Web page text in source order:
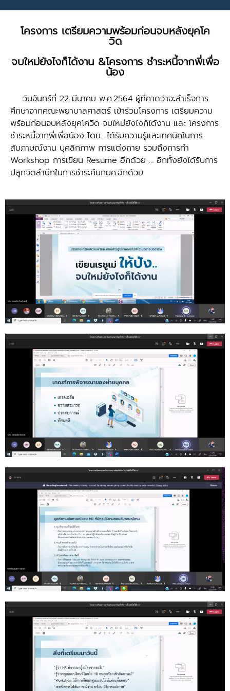
โครงการ เตรียมความพร้อมก่อนจบหลังยุคโค
วิด
จบใหม่ยังไงก็ได้งาน &โครงการ ชำระหนี้จากพี่เพื่อ
น้อง
วันจันทร์ที่ 22 มีนาคม พ.ศ.2564 ผู้ที่คาดว่าจะสำเร็จการ
ศึกษาจากคณะพยาบาลศาสตร์ เข้าร่วมโครงการ เตรียมความ
พร้อมก่อนจบหลังยุคโควิด จบใหม่ยังไงก็ได้งาน และ โครงการ
ชำระหนี้จากพี่เพื่อน้อง โดย.. ได้รับความรู้และเทคนิคในการ
สัมภาษณ์งาน บุคลิกภาพ การแต่งกาย รวมถึงการทำ
Workshop การเขียน Resume อีกด้วย … อีกทั้งยังได้รับการ
ปลูกจิตสำนึกในการชำระคืนกยศ.อีกด้วย